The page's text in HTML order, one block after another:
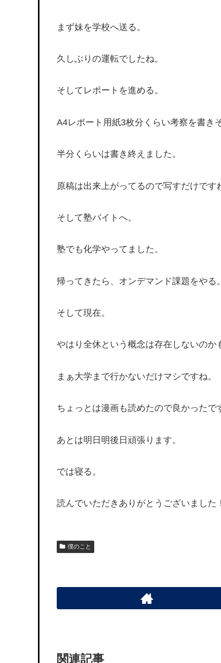
まず妹を学校へ送る。
久しぶりの運転でしたね。
そしてレポートを進める。
A4レポート用紙3枚分くらい考察を書き
半分くらいは書き終えました。
原稿は出来上がってるので写すだけです
そして塾バイトへ。
塾でも化学やってました。
帰ってきたら、オンデマンド課題をやる。
そして現在。
やはり全休という概念は存在しないのか
まぁ大学まで行かないだけマシですね。
ちょっとは漫画も読めたので良かったで
あとは明日明後日頑張ります。
では寝る。
読んでいただきありがとうございました！
僕のこと
関連記事